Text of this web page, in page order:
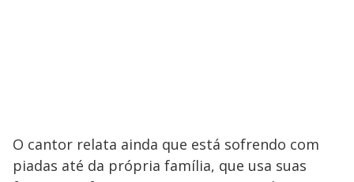
O cantor relata ainda que está sofrendo com
piadas até da própria família, que usa suas